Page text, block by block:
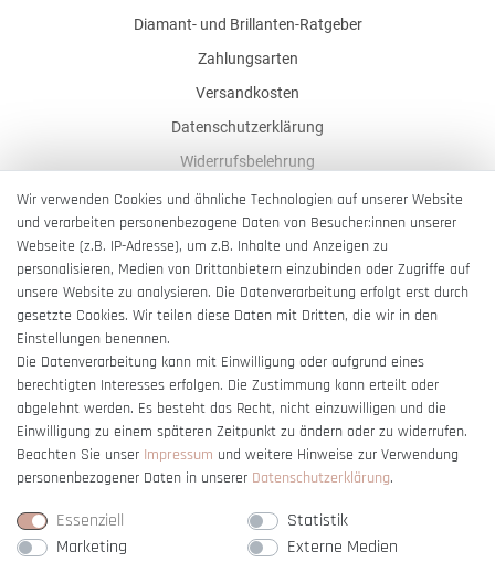
Diamant- und Brillanten-Ratgeber
Zahlungsarten
Versandkosten
Datenschutzerklärung
Widerrufsbelehrung
AGB
Impressum
Barrierefreiheitserklärung
Vertrag widerrufen
Wir verwenden Cookies und ähnliche Technologien auf unserer Website
und verarbeiten personenbezogene Daten von Besucher:innen unserer
Webseite (z.B. IP-Adresse), um z.B. Inhalte und Anzeigen zu
personalisieren, Medien von Drittanbietern einzubinden oder Zugriffe auf
unsere Website zu analysieren. Die Datenverarbeitung erfolgt erst durch
gesetzte Cookies. Wir teilen diese Daten mit Dritten, die wir in den
Einstellungen benennen.
Die Datenverarbeitung kann mit Einwilligung oder aufgrund eines
berechtigten Interesses erfolgen. Die Zustimmung kann erteilt oder
abgelehnt werden. Es besteht das Recht, nicht einzuwilligen und die
Einwilligung zu einem späteren Zeitpunkt zu ändern oder zu widerrufen.
Beachten Sie unser Impressum und weitere Hinweise zur Verwendung
personenbezogener Daten in unserer Daten­schutz­erklärung.
Essenziell
Statistik
Marketing
Externe Medien